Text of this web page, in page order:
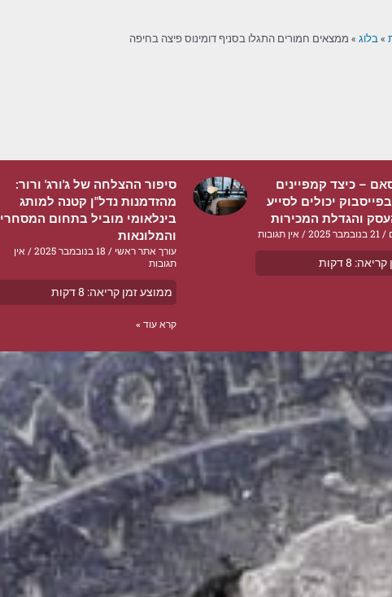
» בלוג» ממצאים חמורים התגלו בסניף דומינוס פיצה בחיפה
– כיצד קמפיינים
יכולים לסייע
והגדלת המכירות
אין תגובות
קריאה: 8 דקות
סיפור ההצלחה של ג'ורג' ורור:
מהזדמנות נדל"ן קטנה למותג
בינלאומי מוביל בתחום המסחרי
והמלונאות
עורך אתר ראשי 18 בנובמבר 2025
אין
תגובות
ממוצע זמן קריאה: 8דקות
קרא עוד »